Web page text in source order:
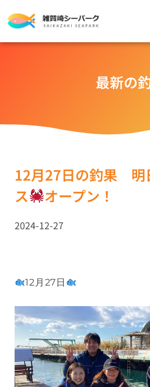
容
最新の
12月27日の釣果 明
ス
オープン！
2024-12-27
12月27日